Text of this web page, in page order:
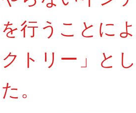
行うことに
トリー」と
。